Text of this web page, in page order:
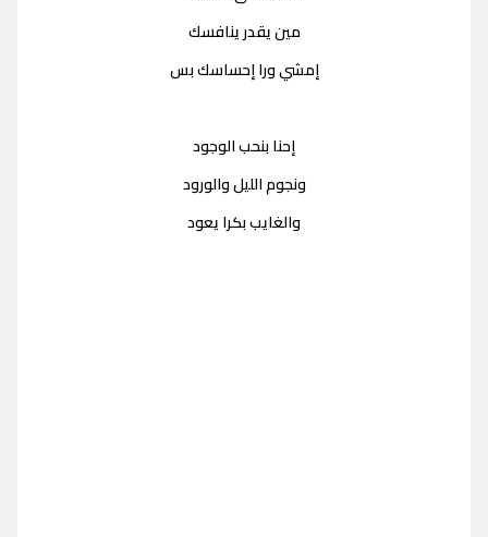
مين يقدر ينافسك
إمشي ورا إحساسك بس
إحنا بنحب الوجود
ونجوم الليل والورود
والغايب بكرا يعود